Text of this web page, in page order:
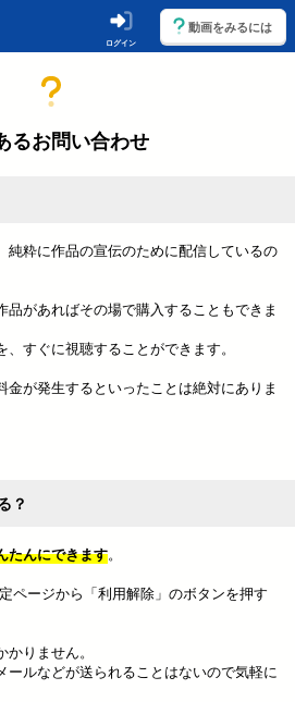
ログイン
動画をみるには
るお問い合わせ
純粋に作品の宣伝のために配信しているの
品があればその場で購入することもできま
すぐに視聴することができます。
金が発生するといったことは絶対にありま
？
たんにできます。
ページから「利用解除」のボタンを押す
りません。
ールなどが送られることはないので気軽に